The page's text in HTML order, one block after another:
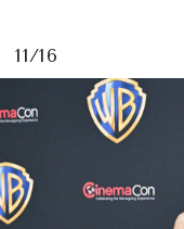
11/16